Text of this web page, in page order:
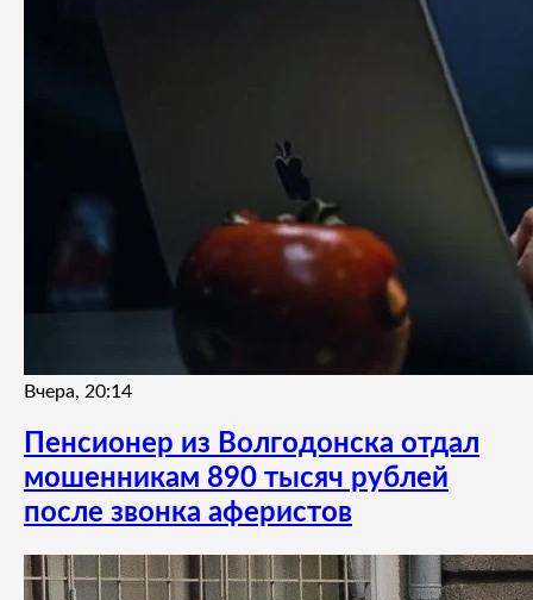
Вчера, 20:14
Пенсионер из Волгодонска отдал
мошенникам 890 тысяч рублей
после звонка аферистов